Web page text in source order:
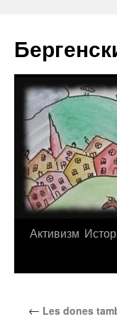
содержимому
Активизм
← Les dones